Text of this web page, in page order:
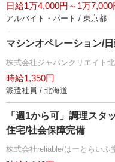
日給1万4,000円～1万7,000
アルバイト・パート / 東京都
マシンオペレーション/
株式会社ジャパンクリエイト
時給1,350円
派遣社員 / 北海道
「週1から可」調理スタ
住宅/社会保障完備
株式会社reliable/はーとらいふ